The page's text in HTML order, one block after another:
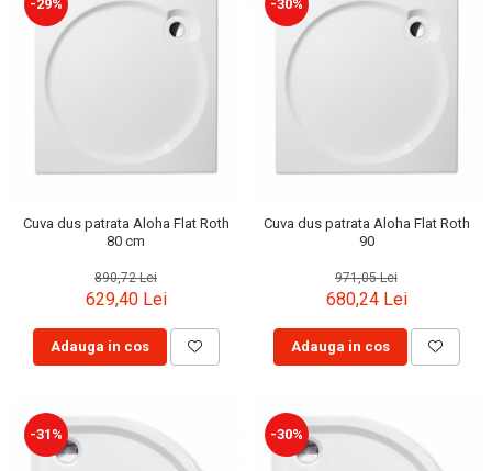
-29%
Cuva dus patrata Aloha Flat Roth
80 cm
890,72 Lei
629,40 Lei
Adauga in cos
-30%
Cuva dus patrata Aloha Flat Roth
90
971,05 Lei
680,24 Lei
Adauga in cos
-31% -30%